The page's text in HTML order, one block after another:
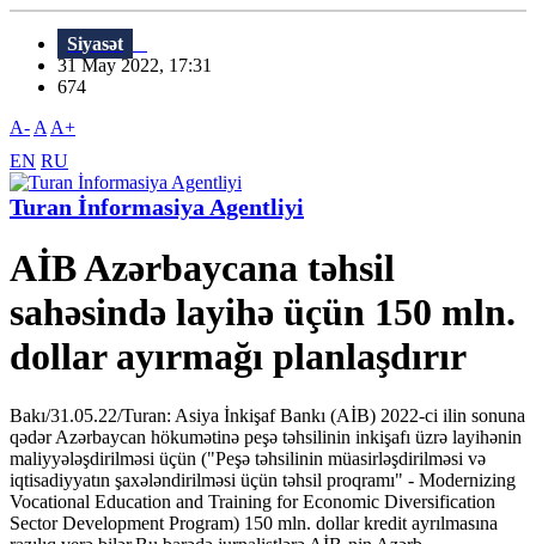
Siyasət
31 May 2022, 17:31
674
A- A A+
EN RU
Turan İnformasiya Agentliyi
AİB Azərbaycana təhsil
sahəsində layihə üçün 150 mln.
dollar ayırmağı planlaşdırır
Bakı/31.05.22/Turan: Asiya İnkişaf Bankı (AİB) 2022-ci ilin sonuna
qədər Azərbaycan hökumətinə peşə təhsilinin inkişafı üzrə layihənin
maliyyələşdirilməsi üçün ("Peşə təhsilinin müasirləşdirilməsi və
iqtisadiyyatın şaxələndirilməsi üçün təhsil proqramı" - Modernizing
Vocational Education and Training for Economic Diversification
Sector Development Program) 150 mln. dollar kredit ayrılmasına